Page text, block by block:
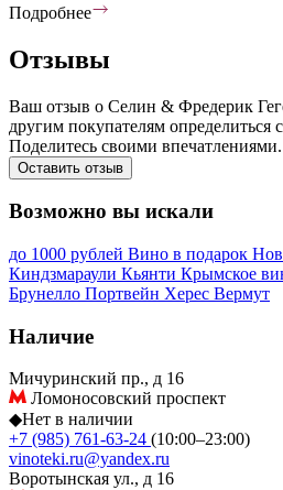
Подробнее
Отзывы
Ваш отзыв о Селин & Фредерик
другим покупателям определиться
Поделитесь своими впечатлениями.
Оставить отзыв
Возможно вы искали
до 1000 рублей Вино в подарок
Киндзмараули Кьянти Крымское
Брунелло Портвейн Херес Вермут
Наличие
Мичуринский пр., д 16
Ломоносовский проспект
◆Нет в наличии
+7 (985) 761-63-24 (10:00–23:00)
vinoteki.ru@yandex.ru
Воротынская ул., д 16